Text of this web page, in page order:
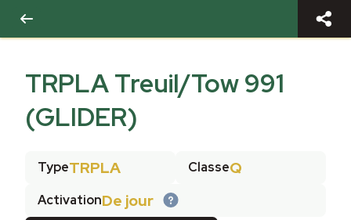
TRPLA Treuil/Tow 991
(GLIDER)
TypeTRPLA ClasseQ
ActivationDe jour